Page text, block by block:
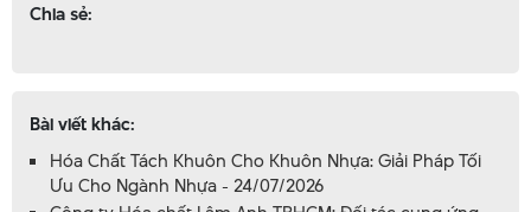
Chia sẻ:
Bài viết khác:
Hóa Chất Tách Khuôn Cho Khuôn Nhựa: Giải Pháp Tối
Ưu Cho Ngành Nhựa - 24/07/2026